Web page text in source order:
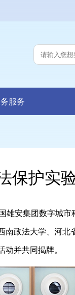
服务
保护实
安集团数字城市
政法大学、河
并共同揭牌。